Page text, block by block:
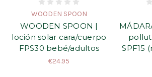
WOODEN SPOON
WOODEN SPOON |
loción solar cara/cuerpo
FPS30 bebé/adultos
€24.95
SPF15